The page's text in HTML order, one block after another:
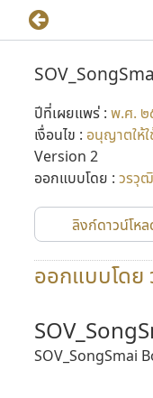
ปีที่เผยแพร่ : พ.ศ. ๒
เงื่อนไข : อนุญาตให้
Version 2
ออกแบบโดย : วรวุ
ลิงก์ดาวน์โหล
ออกแบบโด
SOV_SongSmai